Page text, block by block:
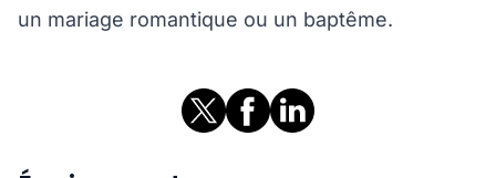
un mariage romantique ou un baptême.